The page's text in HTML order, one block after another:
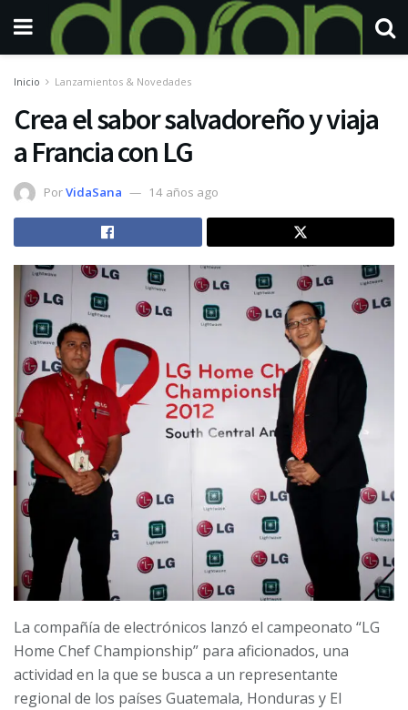
Inicio Lanzamientos & Novedades
Crea el sabor salvadoreño y viaja
a Francia con LG
PorVidaSana 14 años ago
La compañía de electrónicos lanzó el campeonato “LG
Home Chef Championship” para aficionados, una
actividad en la que se busca a un representante
regional de los países Guatemala, Honduras y El